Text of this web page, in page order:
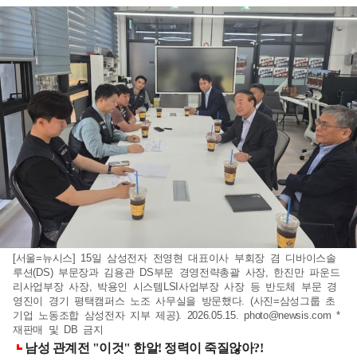
[서울=뉴시스] 15일 삼성전자 전영현 대표이사 부회장 겸 디바이스솔
루션(DS) 부문장과 김용관 DS부문 경영전략총괄 사장, 한진만 파운드
리사업부장 사장, 박용인 시스템LSI사업부장 사장 등 반도체 부문 경
영진이 경기 평택캠퍼스 노조 사무실을 방문했다. (사진=삼성그룹 초
기업 노동조합 삼성전자 지부 제공). 2026.05.15.photo@newsis.com *
재판매 및 DB 금지